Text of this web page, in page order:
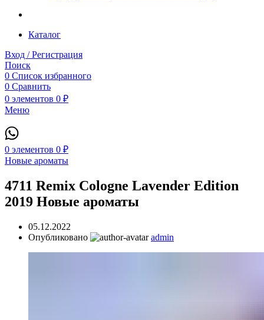
Каталог
Вход / Регистрация
Поиск
0 Список избранного
0 Сравнить
0 элементов 0 ₽
Меню
0 элементов 0 ₽
Новые ароматы
4711 Remix Cologne Lavender Edition
2019 Новые ароматы
05.12.2022
Опубликовано
admin